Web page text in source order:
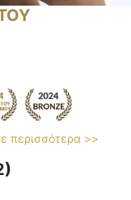
περισσότερα >>